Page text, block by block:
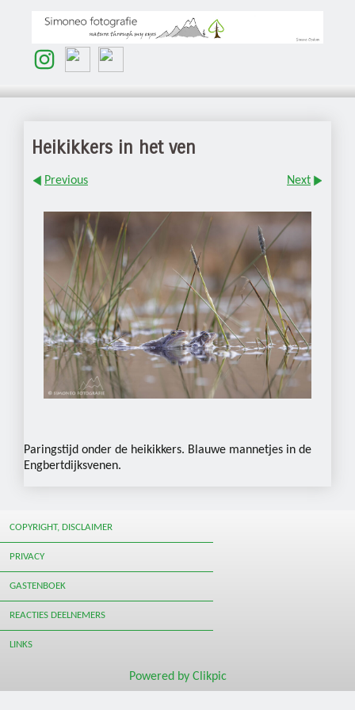
Heikikkers in het ven
Previous Next
Paringstijd onder de heikikkers. Blauwe mannetjes in de
Engbertdijksvenen.
COPYRIGHT, DISCLAIMER
PRIVACY
GASTENBOEK
REACTIES DEELNEMERS
LINKS
Powered by Clikpic